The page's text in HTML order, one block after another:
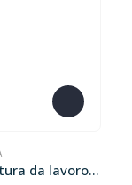
Imbracatura da lavoro 2 punti FP12 Portwest